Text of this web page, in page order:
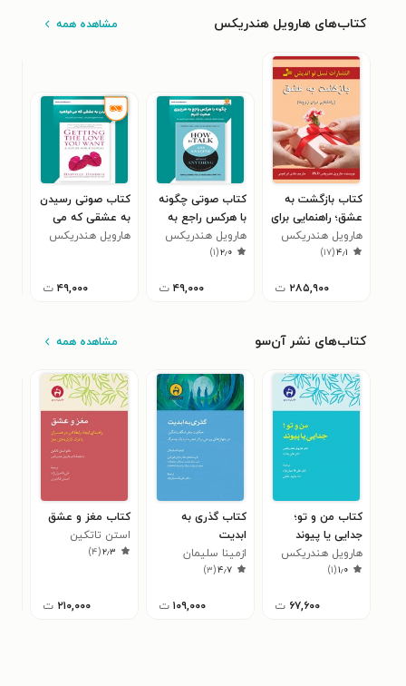
کتاب‌های هارویل هندریکس مشاهده همه
کتاب بازگشت به
عشق؛ راهنمایی برای
زوج‌ها
هارویل هندریکس
۴٫۱(۱۷)
۲۸۵,۹۰۰ ت
کتاب صوتی چگونه
با هرکس راجع به
هر چیزی صحبت
کنیم (خلاصه کتاب)
هارویل هندریکس
۲٫۰(۱)
۴۹,۰۰۰ ت
کتاب صوتی رسیدن
به عشقی که می‌
خواهید (خلاصه
هارویل هندریکس
۴۹,۰۰۰ ت
کتاب‌های نشر آن‌سو مشاهده همه
کتاب من و تو؛
جدایی یا پیوند
هارویل هندریکس
۱٫۰(۱)
۶۷,۶۰۰ ت
کتاب گذری به
ابدیت
ازمینا سلیمان
۴٫۷(۳)
۱۰۹,۰۰۰ ت
کتاب مغز و عشق
استن تاتکین
۲٫۳(۴)
۲۱۰,۰۰۰ ت